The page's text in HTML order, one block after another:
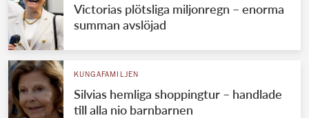
Victorias plötsliga miljonregn – enorma
summan avslöjad
KUNGAFAMILJEN
Silvias hemliga shoppingtur – handlade
till alla nio barnbarnen